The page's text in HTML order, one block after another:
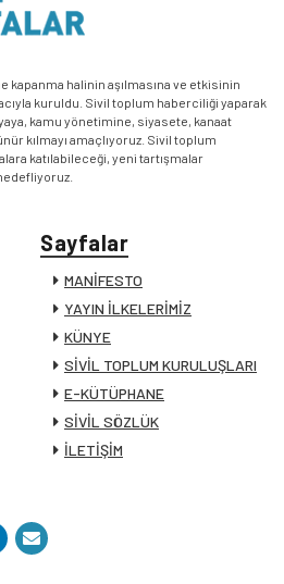
halinin aşılmasına ve etkisinin
kuruldu. Sivil toplum haberciliği yaparak
kamu yönetimine, siyasete, kanaat
kılmayı amaçlıyoruz. Sivil toplum
katılabileceği, yeni tartışmalar
Sayfalar
MANİFESTO
YAYIN İLKELERİMİZ
KÜNYE
SİVİL TOPLUM KURULUŞLARI
E-KÜTÜPHANE
SİVİL SÖZLÜK
İLETİŞİM